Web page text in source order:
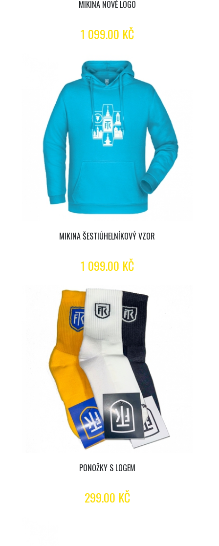
MIKINA NOVÉ LOGO
1 099.00 KČ
MIKINA ŠESTIÚHELNÍKOVÝ VZOR
1 099.00 KČ
PONOŽKY S LOGEM
299.00 KČ